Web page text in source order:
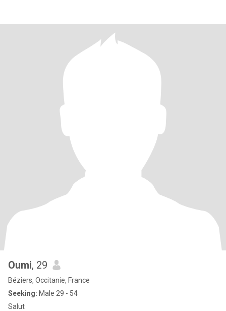
Oumi, 29
Béziers, Occitanie, France
Seeking: Male 29 - 54
Salut